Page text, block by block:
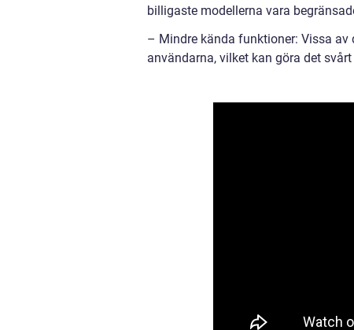
billigaste modellerna vara
– Mindre kända funktioner: Vissa
användarna, vilket kan göra det